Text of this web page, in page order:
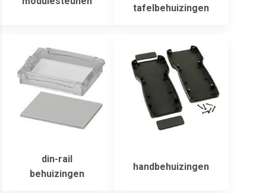
tafelbehuizingen
din-rail
behuizingen
handbehuizingen